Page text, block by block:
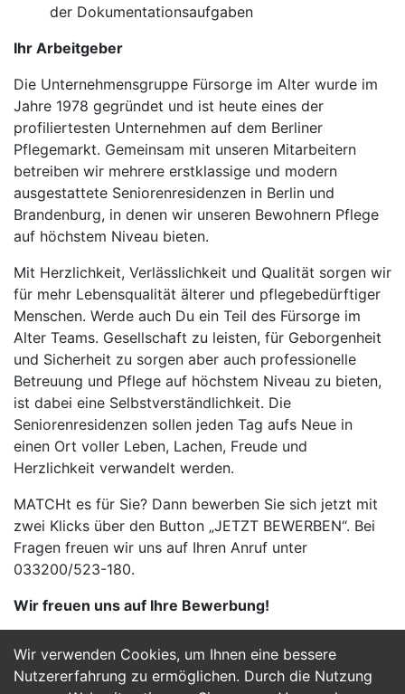
Wir verwenden Cookies, um Ihnen eine bessere
Nutzererfahrung zu ermöglichen. Durch die Nutzung
der Dokumentationsaufgaben
Ihr Arbeitgeber
Die Unternehmensgruppe Fürsorge im Alter wurde im
Jahre 1978 gegründet und ist heute eines der
profiliertesten Unternehmen auf dem Berliner
Pflegemarkt. Gemeinsam mit unseren Mitarbeitern
betreiben wir mehrere erstklassige und modern
ausgestattete Seniorenresidenzen in Berlin und
Brandenburg, in denen wir unseren Bewohnern Pflege
auf höchstem Niveau bieten.
Mit Herzlichkeit, Verlässlichkeit und Qualität sorgen wir
für mehr Lebensqualität älterer und pflegebedürftiger
Menschen. Werde auch Du ein Teil des Fürsorge im
Alter Teams. Gesellschaft zu leisten, für Geborgenheit
und Sicherheit zu sorgen aber auch professionelle
Betreuung und Pflege auf höchstem Niveau zu bieten,
ist dabei eine Selbstverständlichkeit. Die
Seniorenresidenzen sollen jeden Tag aufs Neue in
einen Ort voller Leben, Lachen, Freude und
Herzlichkeit verwandelt werden.
MATCHt es für Sie? Dann bewerben Sie sich jetzt mit
zwei Klicks über den Button „JETZT BEWERBEN“. Bei
Fragen freuen wir uns auf Ihren Anruf unter
033200/523-180.
Wir freuen uns auf Ihre Bewerbung!
Jetzt Bewerben